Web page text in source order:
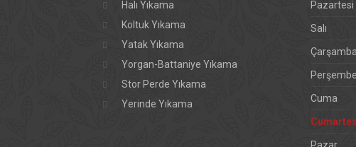
Halı Yıkama
Koltuk Yıkama
Yatak Yıkama
Yorgan-Battaniye Yıkama
Stor Perde Yıkama
Yerinde Yıkama
Pazartesi
Salı
Çarşamba
Perşembe
Cuma